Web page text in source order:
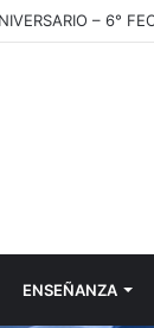
ENSEÑANZA